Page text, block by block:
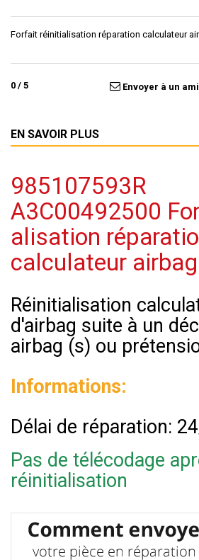
Forfait réinitialisation réparation calculateur
0 / 5 Envoyer à un ami
EN SAVOIR PLUS
985107593R
A3C00492500
alisation
calculateur
Réinitialisation
d'airbag suite à un
airbag (s) ou
Informations:
Délai de réparation:
Pas de télécodage
réinitialisation